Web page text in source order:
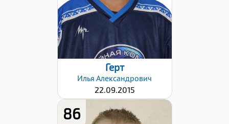
Герт
Илья Александрович
22.09.2015
86